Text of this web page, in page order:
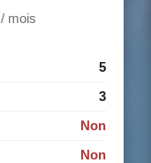
/ mois
5
3
Non
Non